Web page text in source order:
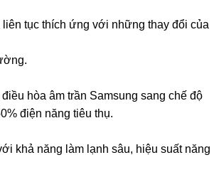
tục thích ứng với những thay đổi của
hòa âm trần Samsung sang chế độ
điện năng tiêu thụ.
khả năng làm lạnh sâu, hiệu suất năng